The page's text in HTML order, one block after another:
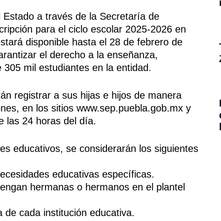
a través de la Secretaría de
para el ciclo escolar 2025-2026 en
disponible hasta el 28 de febrero de
el derecho a la enseñanza,
mil estudiantes en la entidad.
registrar a sus hijas e hijos de manera
en los sitios www.sep.puebla.gob.mx y
las 24 horas del día.
educativos, se considerarán los siguientes
educativas específicas.
hermanas o hermanos en el plantel
cada institución educativa.